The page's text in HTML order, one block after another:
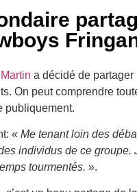
Martin a décidé de
On peut comprendre
publiquement.
« Me tenant loin des
individus de ce groupe.
tourmentés. ».